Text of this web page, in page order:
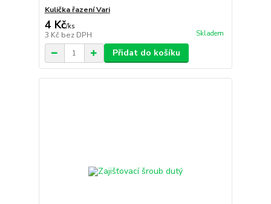
Kulička řazení Vari
4 Kč/ks
3 Kč bez DPH Skladem
Přidat do košíku